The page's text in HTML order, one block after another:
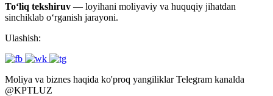
To‘liq tekshiruv — loyihani moliyaviy va huquqiy jihatdan
sinchiklab o‘rganish jarayoni.
Ulashish:
Moliya va biznes haqida ko'proq yangiliklar Telegram kanalda
@KPTLUZ